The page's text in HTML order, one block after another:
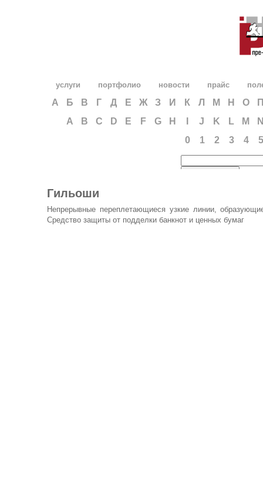
услуги портфолио новости прайс
А Б В Г Д Е Ж З И К Л М Н О
A
B C D E F G H J K L M
0
1 2 3 4 5
Гильоши
Непрерывные переплетающиеся узкие линии,
Средство защиты от подделки банкнот и ценных бумаг